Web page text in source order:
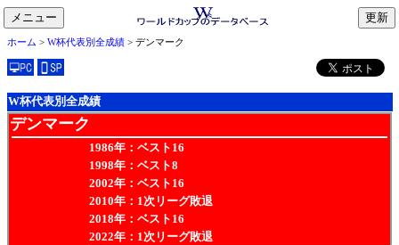
メニュー
toggle
navigation
ホーム > W杯代表別全成績 > デンマーク
W杯代表別全成績
デンマーク
1986年：ベスト16
1998年：ベスト8
2002年：ベスト16
2010年：1次リーグ敗退
2018年：ベスト16
2022年：1次リーグ敗退